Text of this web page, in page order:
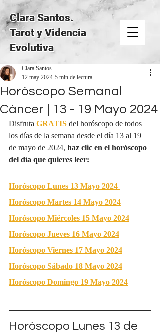
Clara Santos.
Tarot y Videncia
Evolutiva
Horóscopo Semanal
Cáncer | 13 - 19 Mayo 2024
Clara Santos
12 may 20245 min de lectura
Disfruta GRATISdel horóscopo de todos
los días de la semana desde el día 13 al 19
de mayo de 2024, haz clic en el horóscopo
del día que quieres leer:
Horóscopo Lunes 13 Mayo 2024
Horóscopo Martes 14 Mayo 2024
Horóscopo Miércoles 15 Mayo 2024
Horóscopo Jueves 16 Mayo 2024
Horóscopo Viernes 17 Mayo 2024
Horóscopo Sábado 18 Mayo 2024
Horóscopo Domingo 19 Mayo 2024
Horóscopo Lunes 13 de